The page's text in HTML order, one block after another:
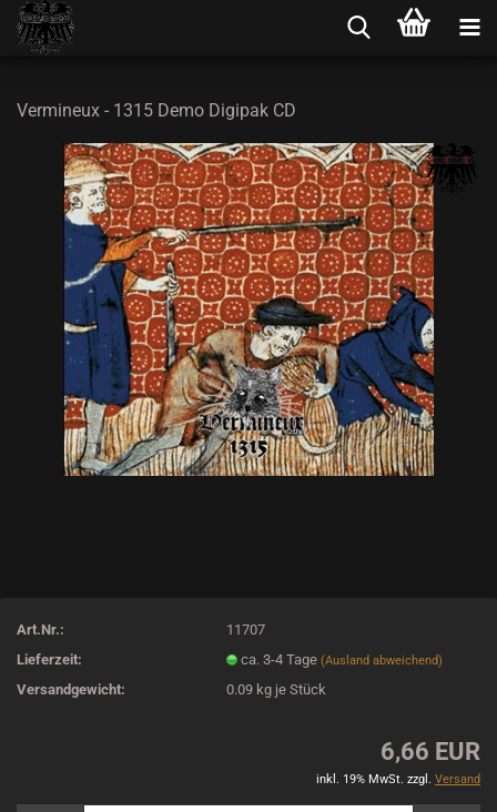
Vermineux - 1315 Demo Digipak CD
Art.Nr.:
11707
Lieferzeit:
ca. 3-4 Tage(Ausland abweichend)
Versandgewicht: 0.09 kg je Stück
6,66 EUR
inkl. 19% MwSt. zzgl. Versand